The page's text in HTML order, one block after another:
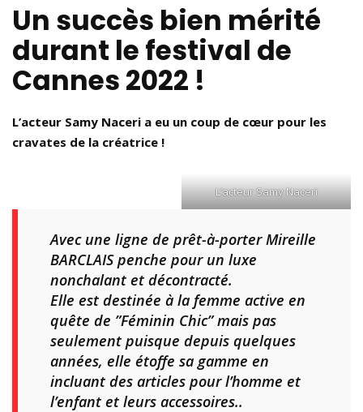
Un succès bien mérité
durant le festival de
Cannes 2022 !
L’acteur Samy Naceri a eu un coup de cœur pour les
cravates de la créatrice !
L’acteur Samy Naceri
Avec une ligne de prêt-à-porter Mireille
BARCLAIS penche pour un luxe
nonchalant et décontracté.
Elle est destinée à la femme active en
quête de ”Féminin Chic” mais pas
seulement puisque depuis quelques
années, elle étoffe sa gamme en
incluant des articles pour l’homme et
l’enfant et leurs accessoires..